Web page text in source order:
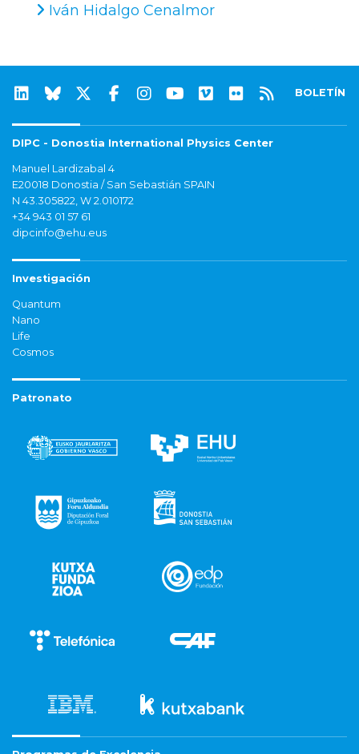
Iván Hidalgo Cenalmor
BOLETÍN
DIPC - Donostia International Physics Center
Manuel Lardizabal 4
E20018 Donostia / San Sebastián SPAIN
N 43.305822, W 2.010172
+34 943 01 57 61
dipcinfo@ehu.eus
Investigación
Quantum
Nano
Life
Cosmos
Patronato